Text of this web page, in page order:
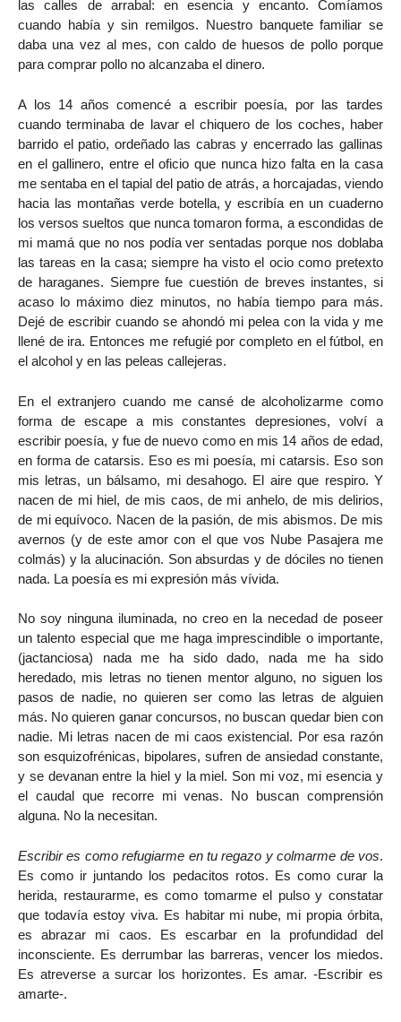
las calles de arrabal: en esencia y encanto. Comíamos
cuando había y sin remilgos. Nuestro banquete familiar se
daba una vez al mes, con caldo de huesos de pollo porque
para comprar pollo no alcanzaba el dinero.
A los 14 años comencé a escribir poesía, por las tardes
cuando terminaba de lavar el chiquero de los coches, haber
barrido el patio, ordeñado las cabras y encerrado las gallinas
en el gallinero, entre el oficio que nunca hizo falta en la casa
me sentaba en el tapial del patio de atrás, a horcajadas, viendo
hacia las montañas verde botella, y escribía en un cuaderno
los versos sueltos que nunca tomaron forma, a escondidas de
mi mamá que no nos podía ver sentadas porque nos doblaba
las tareas en la casa; siempre ha visto el ocio como pretexto
de haraganes. Siempre fue cuestión de breves instantes, si
acaso lo máximo diez minutos, no había tiempo para más.
Dejé de escribir cuando se ahondó mi pelea con la vida y me
llené de ira. Entonces me refugié por completo en el fútbol, en
el alcohol y en las peleas callejeras.
En el extranjero cuando me cansé de alcoholizarme como
forma de escape a mis constantes depresiones, volví a
escribir poesía, y fue de nuevo como en mis 14 años de edad,
en forma de catarsis. Eso es mi poesía, mi catarsis. Eso son
mis letras, un bálsamo, mi desahogo. El aire que respiro. Y
nacen de mi hiel, de mis caos, de mi anhelo, de mis delirios,
de mi equívoco. Nacen de la pasión, de mis abismos. De mis
avernos (y de este amor con el que vos Nube Pasajera me
colmás) y la alucinación. Son absurdas y de dóciles no tienen
nada. La poesía es mi expresión más vívida.
No soy ninguna iluminada, no creo en la necedad de poseer
un talento especial que me haga imprescindible o importante,
(jactanciosa) nada me ha sido dado, nada me ha sido
heredado, mis letras no tienen mentor alguno, no siguen los
pasos de nadie, no quieren ser como las letras de alguien
más. No quieren ganar concursos, no buscan quedar bien con
nadie. Mi letras nacen de mi caos existencial. Por esa razón
son esquizofrénicas, bipolares, sufren de ansiedad constante,
y se devanan entre la hiel y la miel. Son mi voz, mi esencia y
el caudal que recorre mi venas. No buscan comprensión
alguna. No la necesitan.
Escribir es como refugiarme en tu regazo y colmarme de vos.
Es como ir juntando los pedacitos rotos. Es como curar la
herida, restaurarme, es como tomarme el pulso y constatar
que todavía estoy viva. Es habitar mi nube, mi propia órbita,
es abrazar mi caos. Es escarbar en la profundidad del
inconsciente. Es derrumbar las barreras, vencer los miedos.
Es atreverse a surcar los horizontes. Es amar. -Escribir es
amarte-.